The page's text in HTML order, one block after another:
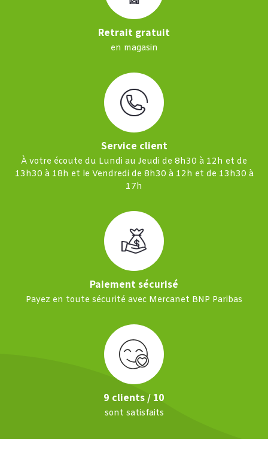
Retrait gratuit
en magasin
Service client
À votre écoute du Lundi au Jeudi de 8h30 à 12h et de
13h30 à 18h et le Vendredi de 8h30 à 12h et de 13h30 à
17h
Paiement sécurisé
Payez en toute sécurité avec Mercanet BNP Paribas
9 clients / 10
sont satisfaits